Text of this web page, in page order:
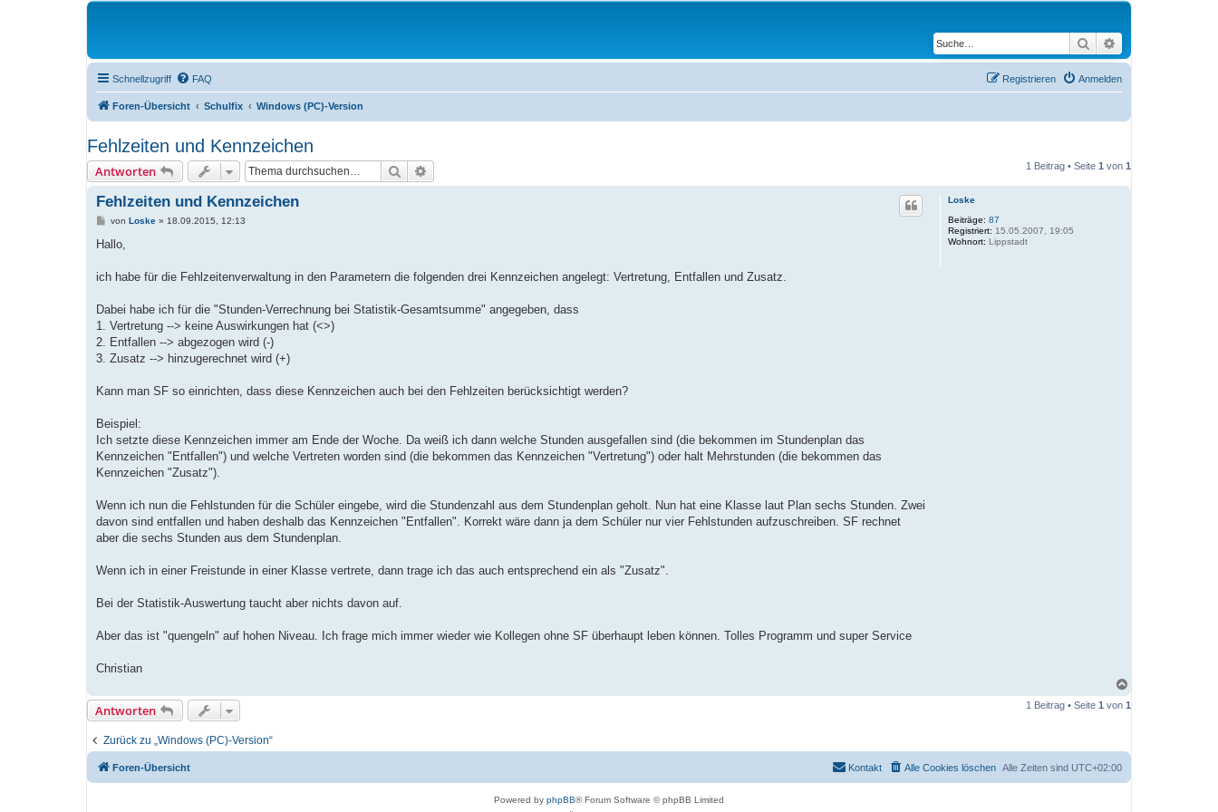
Suche
Schnellzugriff FAQ Anmelden
Registrieren
Foren-Übersicht Schulfix Windows (PC)-Version
Fehlzeiten und Kennzeichen
Antworten Suche 1 Beitrag • Seite 1 von 1
Loske
Beiträge: 87
Registriert: 15.05.2007, 19:05
Wohnort: Lippstadt
Fehlzeiten und Kennzeichen
B
i
a
von Loske» 18.09.2015, 12:13
Hallo,
ich habe für die Fehlzeitenverwaltung in den Parametern die folgenden drei Kennzeichen angelegt: Vertretung, Entfallen und Zusatz.
Dabei habe ich für die "Stunden-Verrechnung bei Statistik-Gesamtsumme" angegeben, dass
1. Vertretung --> keine Auswirkungen hat (<>)
2. Entfallen --> abgezogen wird (-)
3. Zusatz --> hinzugerechnet wird (+)
Kann man SF so einrichten, dass diese Kennzeichen auch bei den Fehlzeiten berücksichtigt werden?
Beispiel:
Ich setzte diese Kennzeichen immer am Ende der Woche. Da weiß ich dann welche Stunden ausgefallen sind (die bekommen im Stundenplan das
Kennzeichen "Entfallen") und welche Vertreten worden sind (die bekommen das Kennzeichen "Vertretung") oder halt Mehrstunden (die bekommen das
Kennzeichen "Zusatz").
Wenn ich nun die Fehlstunden für die Schüler eingebe, wird die Stundenzahl aus dem Stundenplan geholt. Nun hat eine Klasse laut Plan sechs Stunden. Zwei
davon sind entfallen und haben deshalb das Kennzeichen "Entfallen". Korrekt wäre dann ja dem Schüler nur vier Fehlstunden aufzuschreiben. SF rechnet
aber die sechs Stunden aus dem Stundenplan.
Wenn ich in einer Freistunde in einer Klasse vertrete, dann trage ich das auch entsprechend ein als "Zusatz".
Bei der Statistik-Auswertung taucht aber nichts davon auf.
Aber das ist "quengeln" auf hohen Niveau. Ich frage mich immer wieder wie Kollegen ohne SF überhaupt leben können. Tolles Programm und super Service
Christian
c
e
Antworten 1 Beitrag • Seite 1 von 1
Zurück zu „Windows (PC)-Version“
Foren-Übersicht Alle Zeiten sind UTC+02:00
Alle Cookies löschen
Kontakt
Powered by phpBB® Forum Software © phpBB Limited